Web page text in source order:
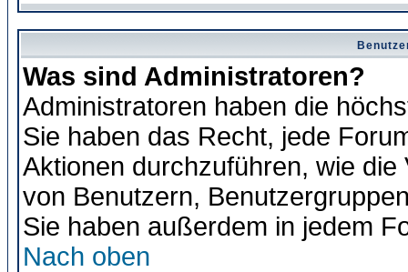
Was sind Administratoren?
Administratoren haben die
Sie haben das Recht, jede
Aktionen durchzuführen, wie
von Benutzern,
Sie haben außerdem in jedem
Nach oben